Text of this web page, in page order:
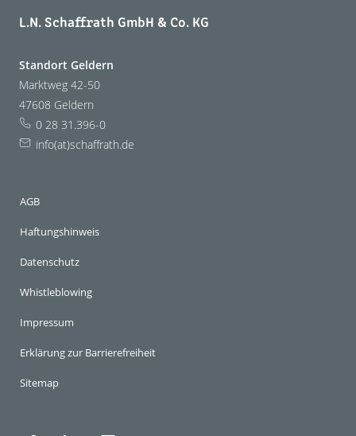
L.N. Schaffrath GmbH & Co. KG
Standort Geldern
Marktweg 42-50
47608 Geldern
0 28 31.396-0
info(at)schaffrath.de
AGB
Haftungshinweis
Datenschutz
Whistleblowing
Impressum
Erklärung zur Barrierefreiheit
Sitemap